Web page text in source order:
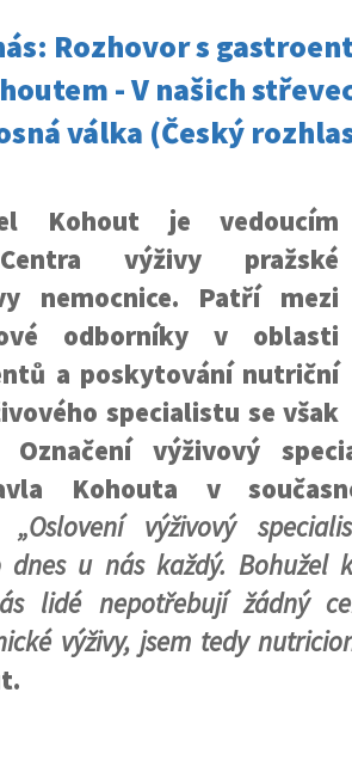
Rozhovor s
- V našich
válka (Český
Kohout je vedoucím
výživy pražské
nemocnice. Patří mezi
odborníky v oblasti
a poskytování nutriční
specialistu se však
Označení výživový
Kohouta v
„Oslovení výživový
u nás každý. Bohužel
lidé nepotřebují žádný
výživy, jsem tedy